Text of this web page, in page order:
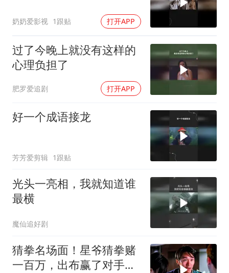
奶奶爱影视 1跟贴 打开APP
过了今晚上就没有这样的
心理负担了
肥罗爱追剧 打开APP
好一个成语接龙
芳芳爱剪辑 1跟贴
光头一亮相，我就知道谁
最横
魔仙追好剧
猜拳名场面！星爷猜拳赌
一百万，出布赢了对手却